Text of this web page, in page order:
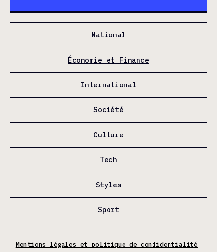
National
Économie et Finance
International
Société
Culture
Tech
Styles
Sport
Mentions légales et politique de confidentialité